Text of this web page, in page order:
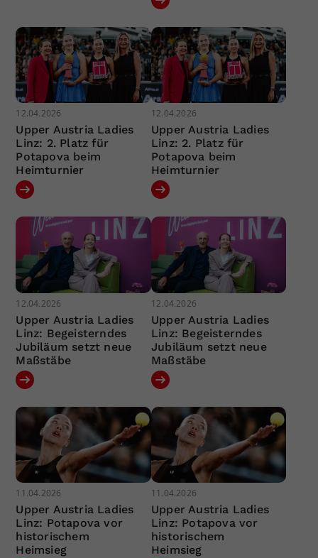
12.04.2026
Upper Austria Ladies
Linz: 2. Platz für
Potapova beim
Heimturnier
12.04.2026
Upper Austria Ladies
Linz: 2. Platz für
Potapova beim
Heimturnier
12.04.2026
Upper Austria Ladies
Linz: Begeisterndes
Jubiläum setzt neue
Maßstäbe
12.04.2026
Upper Austria Ladies
Linz: Begeisterndes
Jubiläum setzt neue
Maßstäbe
11.04.2026
Upper Austria Ladies
Linz: Potapova vor
historischem
Heimsieg
11.04.2026
Upper Austria Ladies
Linz: Potapova vor
historischem
Heimsieg